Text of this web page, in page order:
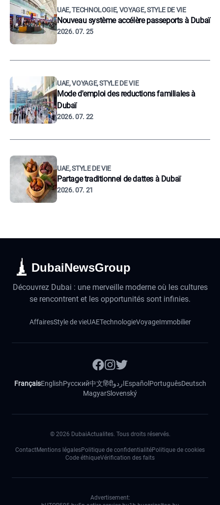
UAE, TECHNOLOGIE, VOYAGE, STYLE DE VIE
Nouveau système accélère passeports à Dubaï
2026. 07. 25
UAE, VOYAGE, STYLE DE VIE
Mode d'emploi des reductions familiales à
Dubaï
2026. 07. 22
UAE, STYLE DE VIE
Partage traditionnel de dattes à Dubaï
2026. 07. 21
DubaiNewsGroup
Découvrez Dubai : une merveille moderne où les cultures
se rencontrent et les opportunités sont infinies.
AffairesStyle de vieUAETechnologieVoyageImmobilier
FrançaisEnglishРусский中文हिंदीاردوEspañol PortuguêsDeutsch
MagyarSlovenský
© 2026 DubaiActualites. Tous droits réservés.
ContactMentions légalesPolitique de confidentialitéPolitique de cookies
Code éthiqueVérification des faits
Advertisement: